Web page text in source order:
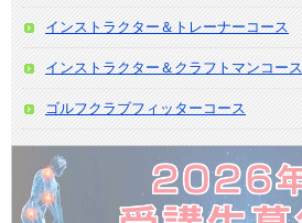
インストラクター＆トレーナーコース
インストラクター＆クラフトマンコース
ゴルフクラブフィッターコース